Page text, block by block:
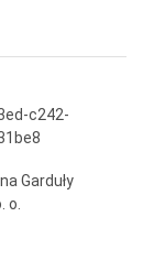
c242-
Garduły
o.